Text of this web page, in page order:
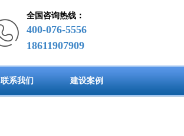
全国咨询热线：
400-076-5556
18611907909
联系我们 建设案例